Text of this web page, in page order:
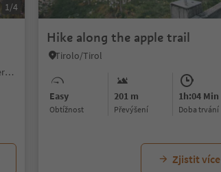
1/4
Monte S. Vigilio/Vigiljoch, Lana, Meran/Merano and environs
Hike along the apple trail
Tirolo/Tirol
Easy
Obtížnost
201 m
Převýšení
1h:04 Min
doba trvání
Zjistit více